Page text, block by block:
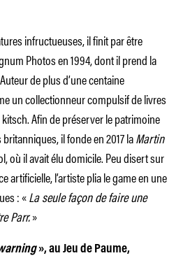
infructueuses, il finit par être
Photos en 1994, dont il prend la
de plus d’une centaine
un collectionneur compulsif de livres
Afin de préserver le patrimoine
il fonde en 2017 laMartin
où il avait élu domicile. Peu disert sur
artificielle, l’artiste plia le game en une
: «La seule façon de faire une
Parr.»
», au Jeu de Paume,